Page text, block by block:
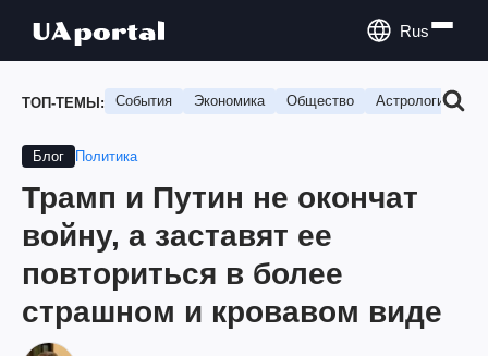
Rus
ТОП-ТЕМЫ: События Экономика Общество Астрология
Блог Политика
Трамп и Путин не окончат
войну, а заставят ее
повториться в более
страшном и кровавом виде